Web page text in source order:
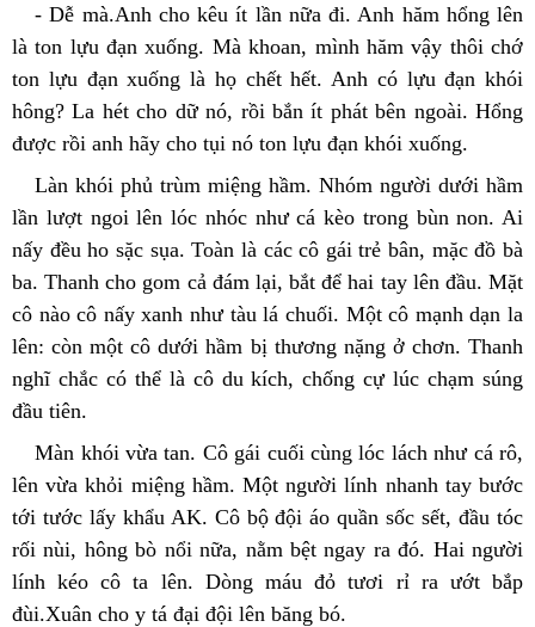
- Dễ mà.Anh cho kêu ít lần nữa đi. Anh hăm hổng lên
là ton lựu đạn xuống. Mà khoan, mình hăm vậy thôi chớ
ton lựu đạn xuống là họ chết hết. Anh có lựu đạn khói
hông? La hét cho dữ nó, rồi bắn ít phát bên ngoài. Hổng
được rồi anh hãy cho tụi nó ton lựu đạn khói xuống.
Làn khói phủ trùm miệng hầm. Nhóm người dưới hầm
lần lượt ngoi lên lóc nhóc như cá kèo trong bùn non. Ai
nấy đều ho sặc sụa. Toàn là các cô gái trẻ bân, mặc đồ bà
ba. Thanh cho gom cả đám lại, bắt để hai tay lên đầu. Mặt
cô nào cô nấy xanh như tàu lá chuối. Một cô mạnh dạn la
lên: còn một cô dưới hầm bị thương nặng ở chơn. Thanh
nghĩ chắc có thể là cô du kích, chống cự lúc chạm súng
đầu tiên.
Màn khói vừa tan. Cô gái cuối cùng lóc lách như cá rô,
lên vừa khỏi miệng hầm. Một người lính nhanh tay bước
tới tước lấy khẩu AK. Cô bộ đội áo quần sốc sết, đầu tóc
rối nùi, hông bò nổi nữa, nằm bệt ngay ra đó. Hai người
lính kéo cô ta lên. Dòng máu đỏ tươi rỉ ra ướt bắp
đùi.Xuân cho y tá đại đội lên băng bó.